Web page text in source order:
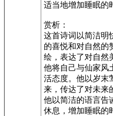
适当地增加睡眠的
赏析：
这首诗词以简洁明
的喜悦和对自然的
绘，表达了对自然
他将自己与仙家风
活态度。他以岁末
来，传达了对未来
他以简洁的语言告
休息，增加睡眠的